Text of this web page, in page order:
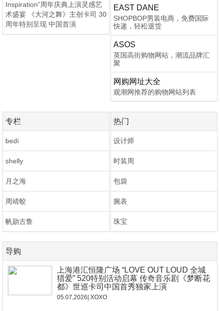
Inspiration”周年庆典上演灵感艺
术盛宴 《大河之舞》主创卡司 30
周年特别呈现 中国首演
EAST DANE
SHOPBOP男装电商，免费国际
快递，轻松退货
ASOS
英国高街购物网站，潮流品牌汇
聚
网购网址大全
观潮网推荐的购物网站列表
专栏
bedi
shelly
月之海
周靖蛟
帆勋古鲁
热门
设计师
时装周
包袋
腕表
珠宝
导购
上海港汇恒隆广场 “LOVE OUT LOUD 全城
猎爱” 520特别活动启幕 传奇音乐剧《梦断花
都》世巡卡司中国首秀独家上演
05.07,2026| XOXO